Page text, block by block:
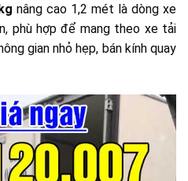
nâng cao 1,2 mét là dòng xe
phù hợp để mang theo xe tải
gian nhỏ hẹp, bán kính quay